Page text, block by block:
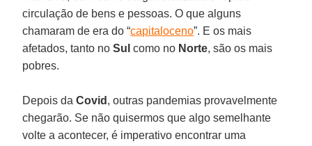
circulação de bens e pessoas. O que alguns
chamaram de era do “capitaloceno”. E os mais
afetados, tanto noSul como no Norte, são os mais
pobres.
Depois daCovid , outras pandemias provavelmente
chegarão. Se não quisermos que algo semelhante
volte a acontecer, é imperativo encontrar uma